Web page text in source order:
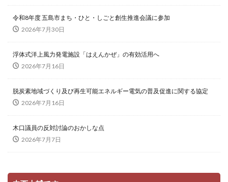
令和8年度 五島市まち・ひと・しごと創生推進会議に参加
2026年7月30日
浮体式洋上風力発電施設「はえんかぜ」の有効活用へ
2026年7月16日
脱炭素地域づくり及び再生可能エネルギー電気の普及促進に関する協定
2026年7月16日
木口議員の反対討論のおかしな点
2026年7月7日